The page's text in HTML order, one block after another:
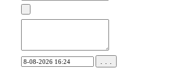
. . .